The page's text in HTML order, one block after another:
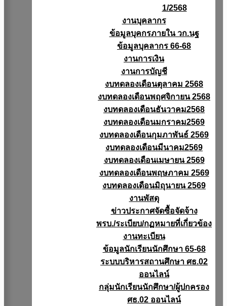
1/2568
งานบุคลากร
ข้อมูลบุคกรภายใน วก.นฐ
ข้อมูลบุคลากร 66-68
งานการเงิน
งานการบัญชี
งบทดลองเดือนตุลาคม 2568
งบทดลองเดือนพฤศจิกายน 2568
งบทดลองเดือนธันวาคม2568
งบทดลองเดือนมกราคม2569
งบทดลองเดือนกุมภาพันธ์ 2569
งบทดลองเดือนมีนาคม2569
งบทดลองเดือนเมษายน 2569
งบทดลองเดือนพฤษภาคม 2569
งบทดลองเดือนมิถุนายน 2569
งานพัสดุ
ข่าวประกาศจัดซื้อจัดจ้าง
พรบ./ระเบียบ/กฏหมายที่เกี่ยวข้อง
งานทะเบียน
ข้อมูลนักเรียนนักศึกษา 65-68
ระบบบริหารสถานศึกษา ศธ.02
ออนไลน์
กลุ่มนักเรียนนักศึกษา/ผู้ปกครอง
ศธ.02 ออนไลน์